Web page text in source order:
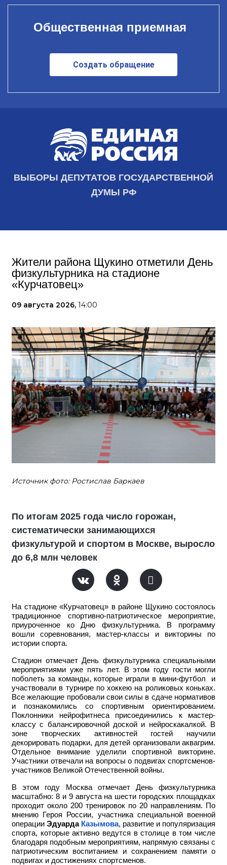
Общественная приемная
Создать обращение
ВЫБОРЫ ДЕПУТАТОВ ГОСУДАРСТВЕННОЙ
ДУМЫ РФ
Жители района Щукино отметили День
физкультурника на стадионе
«Курчатовец»
09 августа 2026, 14:00
Источник фото: Ростислав Баркаев
По итогам 2025 года число горожан,
систематически занимающихся
физкультурой и спортом в Москве, выросло
до 6,8 млн человек
На стадионе «Курчатовец» в районе Щукино состоялось
традиционное спортивно-патриотическое мероприятие,
приуроченное ко Дню физкультурника. В программу
вошли соревнования, мастер-классы и викторины по
истории спорта.
Стадион отмечает День физкультурника специальными
мероприятиями уже пять лет. В этом году гости могли
поболеть за команды, которые играли в мини-футбол и
участвовали в турнире по хоккею на роликовых коньках.
Все желающие пробовали свои силы в сдаче нормативов
и познакомились со спортивным ориентированием.
Поклонники нейрофитнеса присоединились к мастер-
классу с балансировочной доской и нейроскакалкой. В
зоне творческих активностей гостей научили
декорировать подарки, для детей организовали аквагрим.
Отдельное внимание уделили спортивной викторине.
Участники отвечали на вопросы о подвигах спортсменов-
участников Великой Отечественной войны.
В этом году Москва отмечает День физкультурника
масштабно: 8 и 9 августа на шести городских площадках
проходит около 200 тренировок по 20 направлениям. По
мнению Героя России, участника специальной военной
операции Эдуарда Казымова, развитие и популяризация
спорта, которые активно ведутся в столице в том числе
благодаря подобным мероприятиям, напрямую связаны с
патриотическим воспитанием и сохранением памяти о
подвигах и достижениях спортсменов.